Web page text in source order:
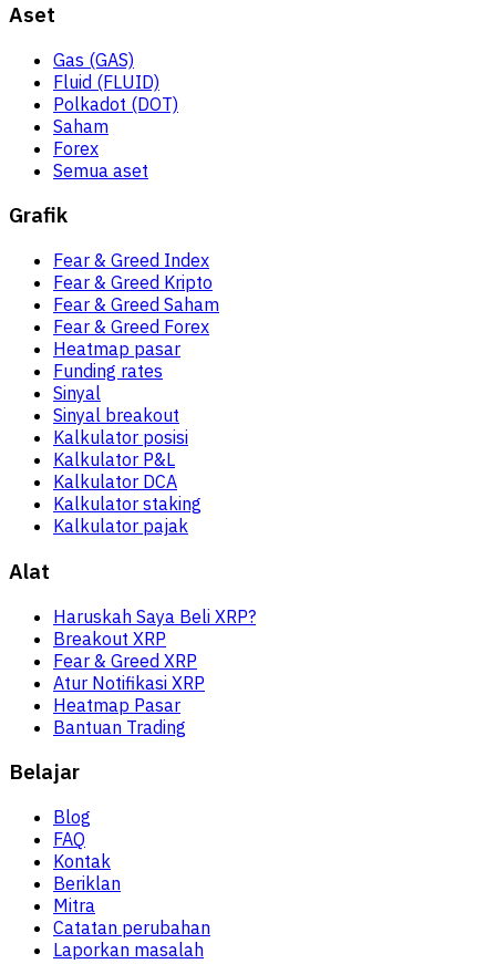
Aset
Gas (GAS)
Fluid (FLUID)
Polkadot (DOT)
Saham
Forex
Semua aset
Grafik
Fear & Greed Index
Fear & Greed Kripto
Fear & Greed Saham
Fear & Greed Forex
Heatmap pasar
Funding rates
Sinyal
Sinyal breakout
Kalkulator posisi
Kalkulator P&L
Kalkulator DCA
Kalkulator staking
Kalkulator pajak
Alat
Haruskah Saya Beli XRP?
Breakout XRP
Fear & Greed XRP
Atur Notifikasi XRP
Heatmap Pasar
Bantuan Trading
Belajar
Blog
FAQ
Kontak
Beriklan
Mitra
Catatan perubahan
Laporkan masalah